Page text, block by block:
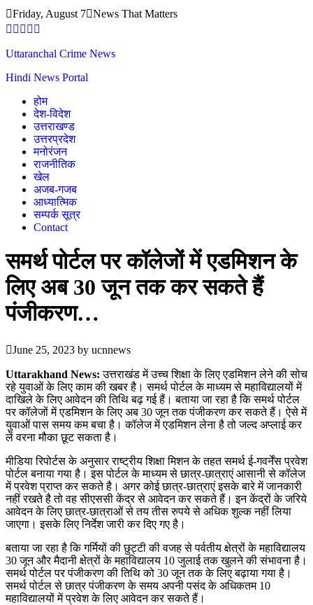
Skip
to
content
Friday, August 7 News That Matters
Uttaranchal Crime News
Hindi News Portal
होम
देश-विदेश
उत्तराखण्ड
उत्तरप्रदेश
मनोरंजन
राजनीतिक
खेल
अजब-गजब
आध्यात्मिक
सम्पर्क सूत्र
Contact
समर्थ पोर्टल पर कॉलेजों में एडमिशन के
लिए अब 30 जून तक कर सकते हैं
पंजीकरण…
June 25, 2023 by ucnnews
Uttarakhand News: उत्तराखंड में उच्च शिक्षा के लिए एडमिशन लेने की सोच
रहे युवाओं के लिए काम की खबर है। समर्थ पोर्टल के माध्यम से महाविद्यालयों में
दाखिले के लिए आवेदन की तिथि बढ़ गई हैं। बताया जा रहा है कि समर्थ पोर्टल
पर कॉलेजों में एडमिशन के लिए अब 30 जून तक पंजीकरण कर सकते हैं। ऐसे में
युवाओं पास समय कम बचा है। कॉलेज में एडमिशन लेना है तो जल्द अप्लाई कर
लें वरना मौका छूट सकता है।
मीडिया रिपोर्टस के अनुसार राष्ट्रीय शिक्षा मिशन के तहत समर्थ ई-गवर्नेंस प्रवेश
पोर्टल बनाया गया है। इस पोर्टल के माध्यम से छात्र-छात्राएं आसानी से कॉलेज
में प्रवेश प्राप्त कर सकते है। अगर कोई छात्र-छात्राएं इसके बारे में जानकारी
नहीं रखते है तो वह सीएससी केंद्र से आवेदन कर सकते हैं। इन केंद्रों के जरिये
आवेदन के लिए छात्र-छात्राओं से तय तीस रुपये से अधिक शुल्क नहीं लिया
जाएगा। इसके लिए निर्देश जारी कर दिए गए है।
बताया जा रहा है कि गर्मियों की छुट्टी की वजह से पर्वतीय क्षेत्रों के महाविद्यालय
30 जून और मैदानी क्षेत्रों के महाविद्यालय 10 जुलाई तक खुलने की संभावना है।
समर्थ पोर्टल पर पंजीकरण की तिथि को 30 जून तक के लिए बढ़ाया गया है।
समर्थ पोर्टल से छात्र पंजीकरण के समय अपनी पसंद के अधिकतम 10
महाविद्यालयों में प्रवेश के लिए आवेदन कर सकते हैं।